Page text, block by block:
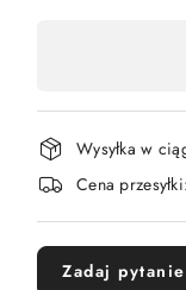
płatność
i
dostawa
Wysyłka w
Cena przesyłki:
Zadaj pytanie